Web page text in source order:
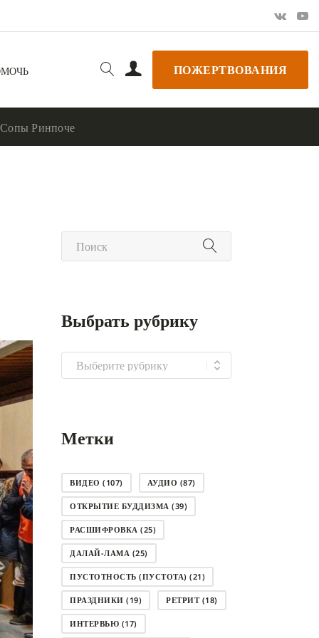
ПОЖЕРТВОВАНИЯ
Ринпоче
Выбрать рубрику
Выбрать
рубрику
Метки
ВИДЕО (107) АУДИО (87)
ОТКРЫТИЕ БУДДИЗМА (39)
РАСШИФРОВКА (25)
ДАЛАЙ-ЛАМА (25)
ПУСТОТНОСТЬ (ПУСТОТА) (21)
ПРАЗДНИКИ (19) РЕТРИТ(18)
ИНТЕРВЬЮ (17)